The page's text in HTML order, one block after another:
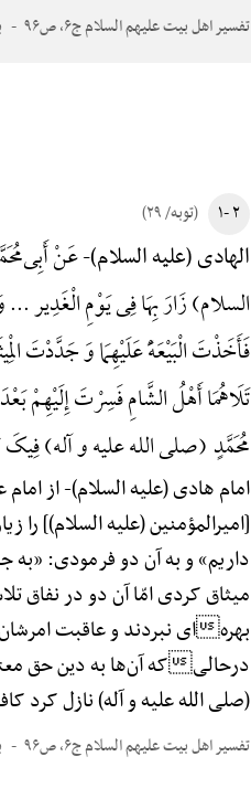
تفسیر اهل بیت علیهم السلام ج۶، ص۹۶
۲ -۱ (توبه/ ۲۹)
الهادی (علیه السلام)-عَنْ
السلام) زَارَ بِهَا فِی یَوْمِ الْغَدِیر ...
فَأَخَذْتَ الْبَیْعَهًَْ عَلَیْهِمَا وَ جَدَّدْتَ
تَلَاهُمَا أَهْلُ الشَّامِ فَسِرْتَ إِلَیْهِمْ
مُحَمَّدٍ (صلی الله علیه و آله)
امام هادی (علیه السلام)-از
[امیرالمؤمنین (علیه السلام)]
داریم» و به آن دو فرمودی:
میثاق کردی امّا آن دو در نفاق
بهرهای نبردند و عاقبت
درحالیکه آن‌ها به دین حق
(صلی الله علیه و آله) نازل کرد
تفسیر اهل بیت علیهم السلام ج۶، ص۹۶